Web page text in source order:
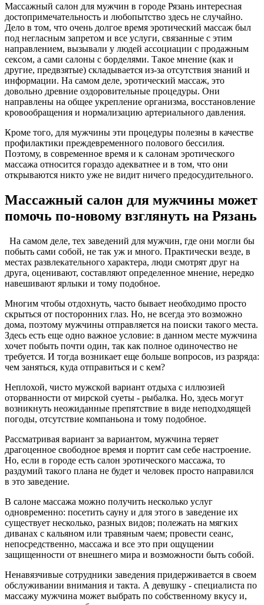
Массажный салон для мужчин в городе Рязань интересная
достопримечательность и любопытство здесь не случайно.
Дело в том, что очень долгое время эротический массаж был
под негласным запретом и все услуги, связанные с этим
направлением, вызывали у людей ассоциации с продажным
сексом, а сами салоны с борделями. Такое мнение (как и
другие, предвзятые) складывается из-за отсутствия знаний и
информации. На самом деле, эротический массаж, это
довольно древние оздоровительные процедуры. Они
направлены на общее укрепление организма, восстановление
кровообращения и нормализацию артериального давления.
Кроме того, для мужчины эти процедуры полезны в качестве
профилактики преждевременного полового бессилия.
Поэтому, в современное время и к салонам эротического
массажа относится гораздо адекватнее и в том, что они
открываются никто уже не видит ничего предосудительного.
Массажный салон для мужчины может
помочь по-новому взглянуть на Рязань
На самом деле, тех заведений для мужчин, где они могли бы
побыть сами собой, не так уж и много. Практически везде, в
местах развлекательного характера, люди смотрят друг на
друга, оценивают, составляют определенное мнение, нередко
навешивают ярлыки и тому подобное.
Многим чтобы отдохнуть, часто бывает необходимо просто
скрыться от посторонних глаз. Но, не всегда это возможно
дома, поэтому мужчины отправляется на поиски такого места.
Здесь есть еще одно важное условие: в данном месте мужчина
хочет побыть почти один, так как полное одиночество не
требуется. И тогда возникает еще больше вопросов, из разряда:
чем заняться, куда отправиться и с кем?
Неплохой, чисто мужской вариант отдыха с иллюзией
оторванности от мирской суеты - рыбалка. Но, здесь могут
возникнуть неожиданные препятствие в виде неподходящей
погоды, отсутствие компаньона и тому подобное.
Рассматривая вариант за вариантом, мужчина теряет
драгоценное свободное время и портит сам себе настроение.
Но, если в городе есть салон эротического массажа, то
раздумий такого плана не будет и человек просто направился
в это заведение.
В салоне массажа можно получить несколько услуг
одновременно: посетить сауну и для этого в заведение их
существует несколько, разных видов; полежать на мягких
диванах с кальяном или травяным чаем; провести сеанс,
непосредственно, массажа и все это при ощущении
защищенности от внешнего мира и возможности быть собой.
Ненавязчивые сотрудники заведения придерживается в своем
обслуживании внимания и такта. А девушку - специалиста по
массажу мужчина может выбрать по собственному вкусу и,